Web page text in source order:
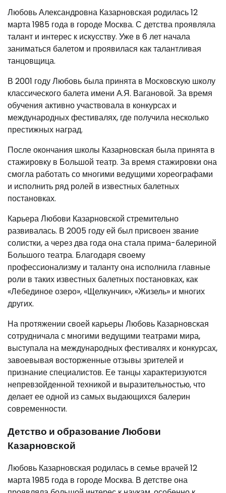
Любовь Александровна Казарновская родилась 12
марта 1985 года в городе Москва. С детства проявляла
талант и интерес к искусству. Уже в 6 лет начала
заниматься балетом и проявилася как талантливая
танцовщица.
В 2001 году Любовь была принята в Московскую школу
классического балета имени А.Я. Вагановой. За время
обучения активно участвовала в конкурсах и
международных фестивалях, где получила несколько
престижных наград.
После окончания школы Казарновская была принята в
стажировку в Большой театр. За время стажировки она
смогла работать со многими ведущими хореографами
и исполнить ряд ролей в известных балетных
постановках.
Карьера Любови Казарновской стремительно
развивалась. В 2005 году ей был присвоен звание
солистки, а через два года она стала прима-балериной
Большого театра. Благодаря своему
профессионализму и таланту она исполнила главные
роли в таких известных балетных постановках, как
«Лебединое озеро», «Щелкунчик», «Жизель» и многих
других.
На протяжении своей карьеры Любовь Казарновская
сотрудничала с многими ведущими театрами мира,
выступала на международных фестивалях и конкурсах,
завоевывая восторженные отзывы зрителей и
признание специалистов. Ее танцы характеризуются
непревзойденной техникой и выразительностью, что
делает ее одной из самых выдающихся балерин
современности.
Детство и образование Любови
Казарновской
Любовь Казарновская родилась в семье врачей 12
марта 1985 года в городе Москва. В детстве она